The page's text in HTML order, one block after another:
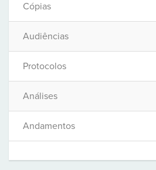
Cópias
Audiências
Protocolos
Análises
Andamentos